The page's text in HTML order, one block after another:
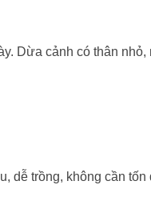
Dừa cảnh có thân
dễ trồng, không cần